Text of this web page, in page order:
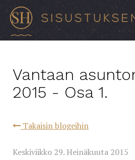
Vantaan
2015 - Osa 1.
Takaisin blogeihin
Keskiviikko 29. Heinäkuuta 2015